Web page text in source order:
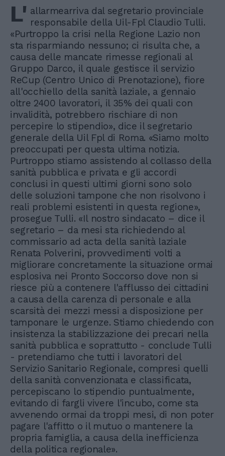
L' allarmearriva dal segretario provinciale
responsabile della Uil-Fpl Claudio Tulli.
«Purtroppo la crisi nella Regione Lazio non
sta risparmiando nessuno; ci risulta che, a
causa delle mancate rimesse regionali al
Gruppo Darco, il quale gestisce il servizio
ReCup (Centro Unico di Prenotazione), fiore
all'occhiello della sanità laziale, a gennaio
oltre 2400 lavoratori, il 35% dei quali con
invalidità, potrebbero rischiare di non
percepire lo stipendio», dice il segretario
generale della Uil Fpl di Roma. «Siamo molto
preoccupati per questa ultima notizia.
Purtroppo stiamo assistendo al collasso della
sanità pubblica e privata e gli accordi
conclusi in questi ultimi giorni sono solo
delle soluzioni tampone che non risolvono i
reali problemi esistenti in questa regione»,
prosegue Tulli. «Il nostro sindacato – dice il
segretario – da mesi sta richiedendo al
commissario ad acta della sanità laziale
Renata Polverini, provvedimenti volti a
migliorare concretamente la situazione ormai
esplosiva nei Pronto Soccorso dove non si
riesce più a contenere l'afflusso dei cittadini
a causa della carenza di personale e alla
scarsità dei mezzi messi a disposizione per
tamponare le urgenze. Stiamo chiedendo con
insistenza la stabilizzazione dei precari nella
sanità pubblica e soprattutto - conclude Tulli
- pretendiamo che tutti i lavoratori del
Servizio Sanitario Regionale, compresi quelli
della sanità convenzionata e classificata,
percepiscano lo stipendio puntualmente,
evitando di fargli vivere l'incubo, come sta
avvenendo ormai da troppi mesi, di non poter
pagare l'affitto o il mutuo o mantenere la
propria famiglia, a causa della inefficienza
della politica regionale».